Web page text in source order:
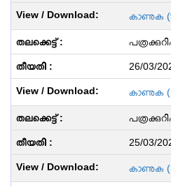
കാണുക
26/03/
കാണുക
25/03/
കാണുക